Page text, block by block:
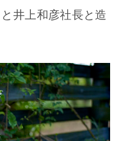
井上和彦社長と造